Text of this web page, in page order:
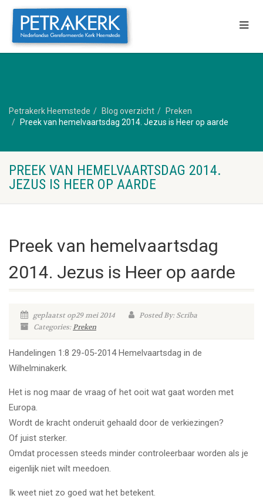
Petrakerk Heemstede Blog overzicht
Preken
Preek van hemelvaartsdag 2014. Jezus is Heer op aarde
PREEK VAN HEMELVAARTSDAG 2014.
JEZUS IS HEER OP AARDE
Preek van hemelvaartsdag
2014. Jezus is Heer op aarde
geplaatst op29 mei 2014
Posted By: Scriba
Categories:Preken
Handelingen 1:8 29-05-2014 Hemelvaartsdag in de
Wilhelminakerk.
Het is nog maar de vraag of het ooit wat gaat worden met
Europa.
Wordt de kracht onderuit gehaald door de verkiezingen?
Of juist sterker.
Omdat processen steeds minder controleerbaar worden als je
eigenlijk niet wilt meedoen.
Ik weet niet zo goed wat het betekent.